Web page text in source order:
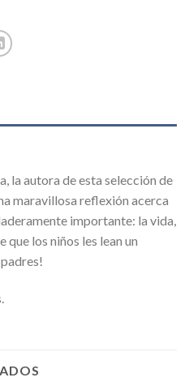
la autora de esta selección de
maravillosa reflexión acerca
importante: la vida,
que los niños les lean un